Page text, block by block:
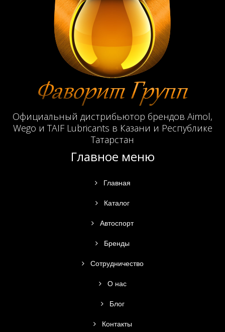
Официальный дистрибьютор брендов Aimol,
Wego и TAIF Lubricants в Казани и Республике
Татарстан
Главное меню
Главная
Каталог
Автоспорт
Бренды
Сотрудничество
О нас
Блог
Контакты